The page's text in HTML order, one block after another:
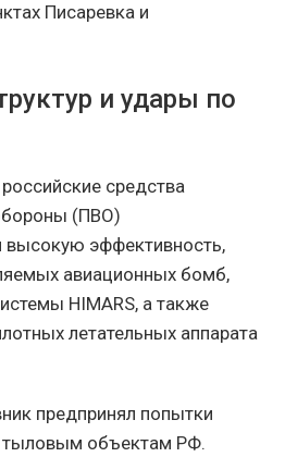
Писаревка и
и удары по
средства
(ПВО)
высокую эффективность,
авиационных бомб,
HIMARS, а также
летательных аппарата
предпринял попытки
тыловым объектам РФ.